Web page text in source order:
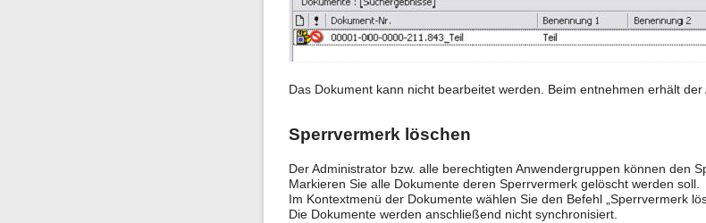
Das Dokument kann nicht bearbeitet werden. Beim entnehmen erhält
Sperrvermerk löschen
Der Administrator bzw. alle berechtigten Anwendergruppen können den
Markieren Sie alle Dokumente deren Sperrvermerk gelöscht werden soll.
Im Kontextmenü der Dokumente wählen Sie den Befehl „Sperrvermerk
Die Dokumente werden anschließend nicht synchronisiert.